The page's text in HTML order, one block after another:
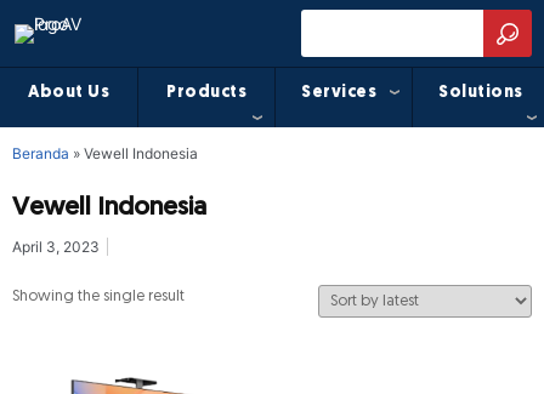
About Us Products Services Solutions
Beranda » Vewell Indonesia
Vewell Indonesia
April 3, 2023
Showing the single result